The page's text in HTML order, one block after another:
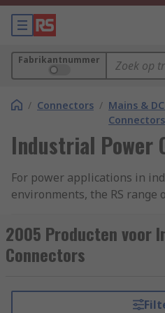
Fabrikantnummer
/ Connectors / Mains &
Connectors
Industrial Power
For power applications in
environments, the RS
Typically supplied with
insulation, and complying
standards, these connectors
voltage requirements.
2005 Producten voor
Connectors